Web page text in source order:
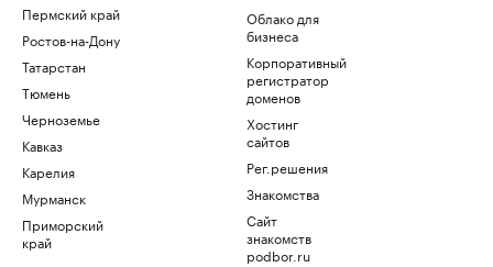
Пермский край
Ростов-на-Дону
Татарстан
Тюмень
Черноземье
Кавказ
Карелия
Мурманск
Приморский
край
Облако для
бизнеса
Корпоративный
регистратор
доменов
Хостинг
сайтов
Рег.решения
Знакомства
Сайт
знакомств
podbor.ru